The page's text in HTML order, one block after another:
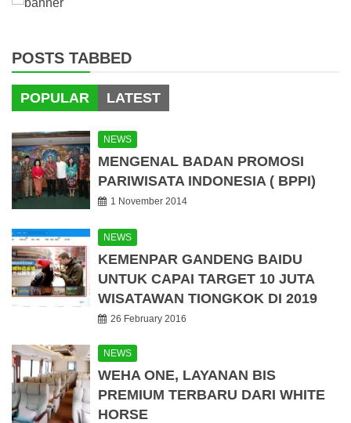
POSTS TABBED
POPULAR LATEST
NEWS
MENGENAL BADAN PROMOSI
PARIWISATA INDONESIA ( BPPI)
1 November 2014
NEWS
KEMENPAR GANDENG BAIDU
UNTUK CAPAI TARGET 10 JUTA
WISATAWAN TIONGKOK DI 2019
26 February 2016
NEWS
WEHA ONE, LAYANAN BIS
PREMIUM TERBARU DARI WHITE
HORSE